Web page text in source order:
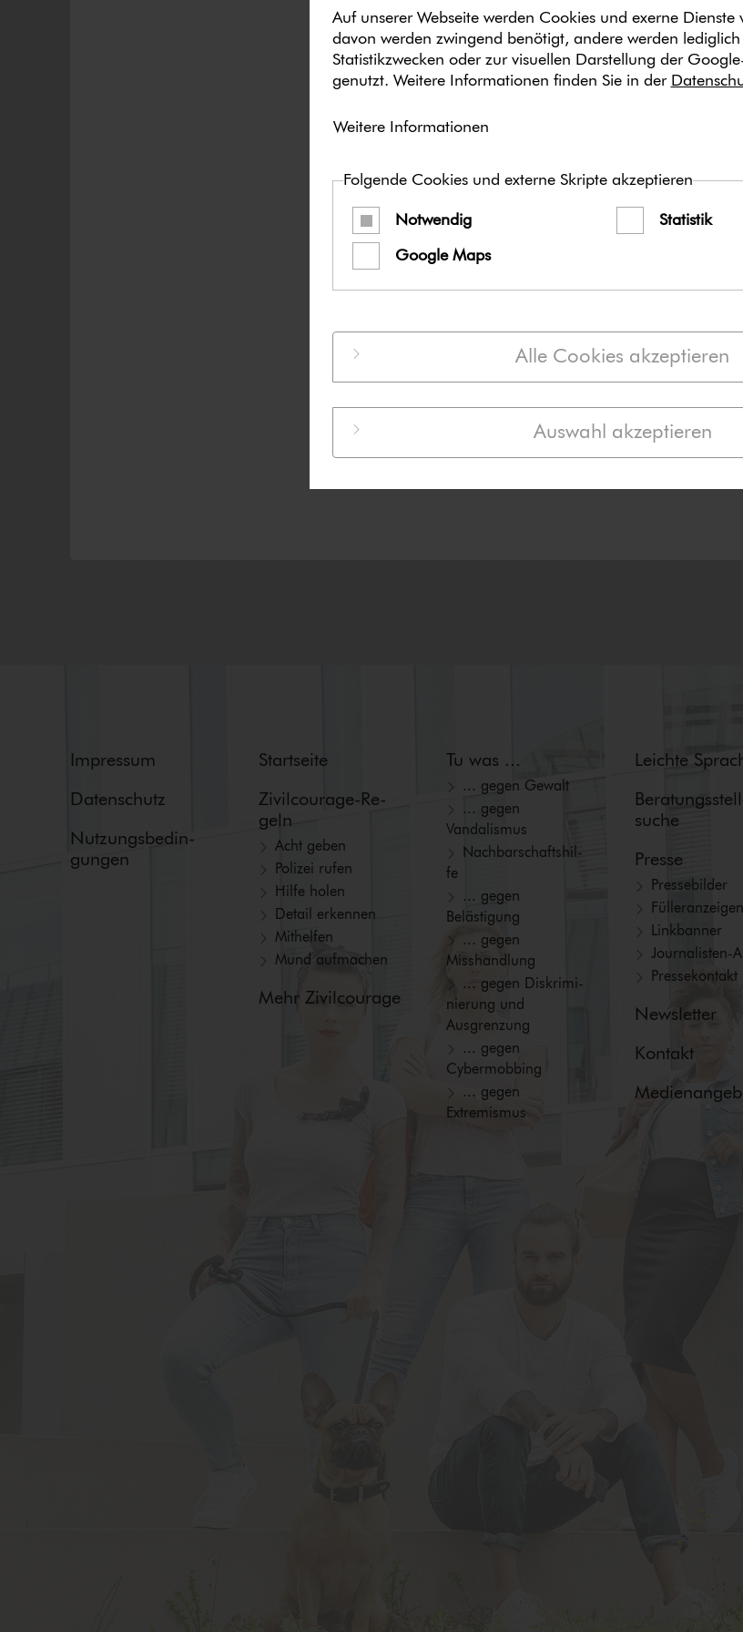
Auf unserer Webseite werden Cookies und exerne Dienste
davon werden zwingend benötigt, andere werden
Statistikzwecken oder zur visuellen Darstellung der
genutzt. Weitere Informationen finden Sie in der
Weitere Informationen
Folgende Cookies und externe Skripte akzeptieren
Notwendig Statistik
Google Maps
Alle Cookies akzeptieren
Auswahl akzeptieren
Inhalt
Das Social
machen“
Facebook,
freien
Postings an
Sie die
Texte und
Anforderungen
Wir
zusätzlich zu
verwenden,
Taggen Sie
Impressum
Datenschutz
Nut­zungs­be­din­
gun­gen
Startseite
Zi­vil­cou­ra­ge-Re­
geln
Acht geben
Polizei rufen
Hilfe holen
Detail erkennen
Mithelfen
Mund aufmachen
Mehr Zivilcourage
Tu was ...
... gegen Gewalt
... gegen
Vandalismus
Nach­bar­schafts­hil­
fe
... gegen
Belästigung
... gegen
Misshandlung
... gegen Dis­kri­mi­
nie­rung und
Ausgrenzung
... gegen
Cybermobbing
... gegen
Extremismus
Leichte
suche
Presse
Pressebilder
Fül­ler­an­zei­gen
Linkbanner
Jour­na­lis­ten-
Pressekontakt
Newsletter
Kontakt